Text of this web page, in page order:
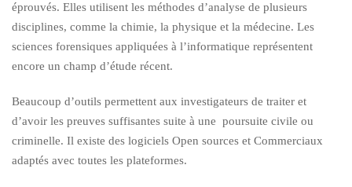
éprouvés. Elles utilisent les méthodes d’analyse de plusieurs
disciplines, comme la chimie, la physique et la médecine. Les
sciences forensiques appliquées à l’informatique représentent
encore un champ d’étude récent.
Beaucoup d’outils permettent aux investigateurs de traiter et
d’avoir les preuves suffisantes suite à une poursuite civile ou
criminelle. Il existe des logiciels Open sources et Commerciaux
adaptés avec toutes les plateformes.